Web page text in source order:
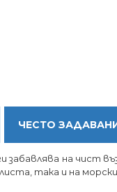
ЧЕСТО
на чист
така и на